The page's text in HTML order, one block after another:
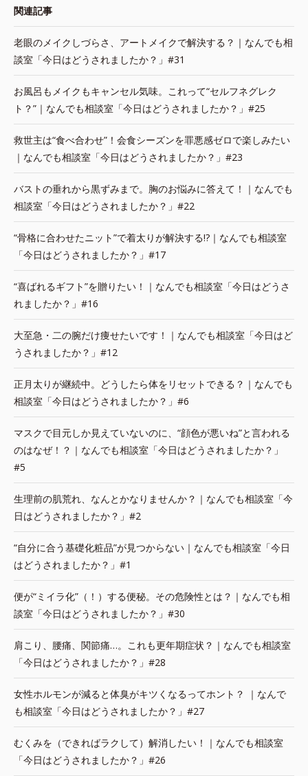
関連記事
老眼のメイクしづらさ、アートメイクで解決する？｜なんでも相
談室「今日はどうされましたか？」#31
お風呂もメイクもキャンセル気味。これって“セルフネグレク
ト？”｜なんでも相談室「今日はどうされましたか？」#25
救世主は“食べ合わせ”！会食シーズンを罪悪感ゼロで楽しみたい
｜なんでも相談室「今日はどうされましたか？」#23
バストの垂れから黒ずみまで。胸のお悩みに答えて！｜なんでも
相談室「今日はどうされましたか？」#22
“骨格に合わせたニット”で着太りが解決する!?｜なんでも相談室
「今日はどうされましたか？」#17
“喜ばれるギフト”を贈りたい！｜なんでも相談室「今日はどうさ
れましたか？」#16
大至急・二の腕だけ痩せたいです！｜なんでも相談室「今日はど
うされましたか？」#12
正月太りが継続中。どうしたら体をリセットできる？｜なんでも
相談室「今日はどうされましたか？」#6
マスクで目元しか見えていないのに、“顔色が悪いね”と言われる
のはなぜ！？｜なんでも相談室「今日はどうされましたか？」
#5
生理前の肌荒れ、なんとかなりませんか？｜なんでも相談室「今
日はどうされましたか？」#2
“自分に合う基礎化粧品”が見つからない｜なんでも相談室「今日
はどうされましたか？」#1
便が“ミイラ化”（！）する便秘。その危険性とは？｜なんでも相
談室「今日はどうされましたか？」#30
肩こり、腰痛、関節痛…。これも更年期症状？｜なんでも相談室
「今日はどうされましたか？」#28
女性ホルモンが減ると体臭がキツくなるってホント？ ｜なんで
も相談室「今日はどうされましたか？」#27
むくみを（できればラクして）解消したい！｜なんでも相談室
「今日はどうされましたか？」#26